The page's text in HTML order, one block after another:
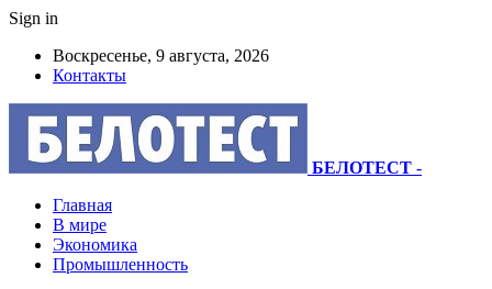
Sign in
Воскресенье, 9 августа, 2026
Контакты
БЕЛОТЕСТ -
Главная
В мире
Экономика
Промышленность